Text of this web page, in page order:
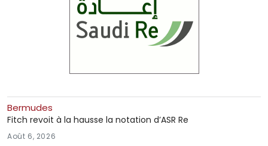
Bermudes
Fitch revoit à la hausse la notation d’ASR Re
Août 6, 2026